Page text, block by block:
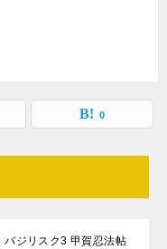
0
バジリスク3 甲賀忍法帖